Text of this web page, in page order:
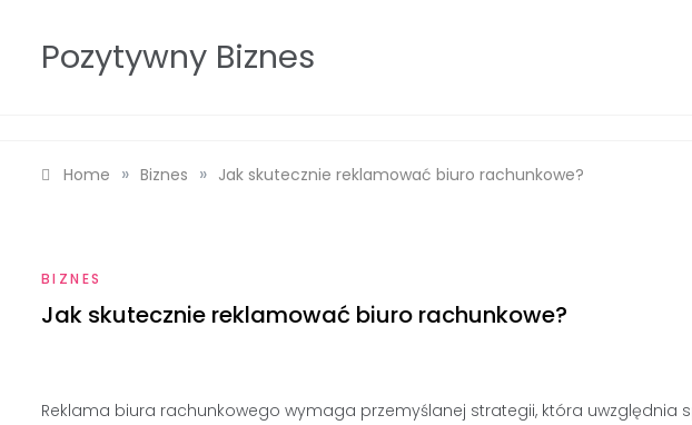
contentPozytywny Biznes
Home » Biznes » Jak skutecznie reklamować biuro rachunkowe?
BIZNES
Jak skutecznie reklamować biuro rachunkowe?
Reklama biura rachunkowego wymaga przemyślanej strategii, która uwzględnia